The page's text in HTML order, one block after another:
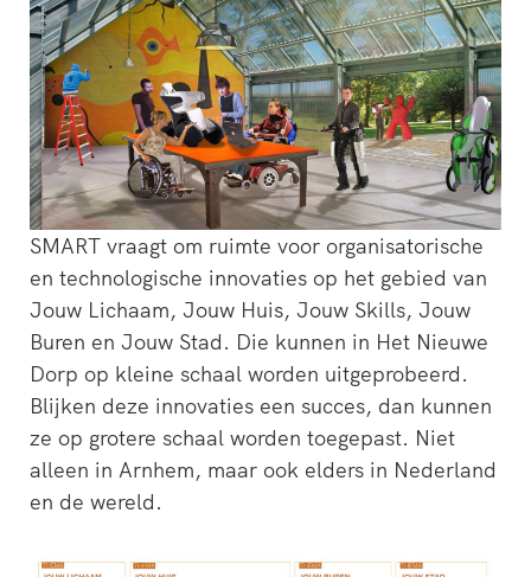
SMART vraagt om ruimte voor organisatorische
en technologische innovaties op het gebied van
Jouw Lichaam, Jouw Huis, Jouw Skills, Jouw
Buren en Jouw Stad. Die kunnen in Het Nieuwe
Dorp op kleine schaal worden uitgeprobeerd.
Blijken deze innovaties een succes, dan kunnen
ze op grotere schaal worden toegepast. Niet
alleen in Arnhem, maar ook elders in Nederland
en de wereld.